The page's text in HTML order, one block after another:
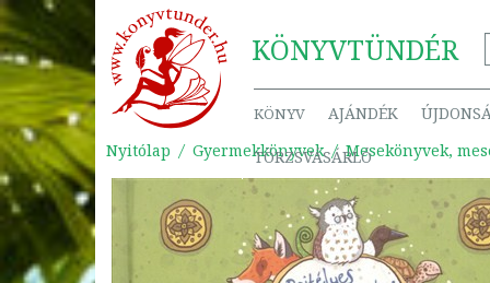
KÖNYVTÜNDÉR
KÖNYV AJÁNDÉK
TÖRZSVÁSÁRLÓ
Nyitólap Gyermekkönyvek Mesekönyvek,